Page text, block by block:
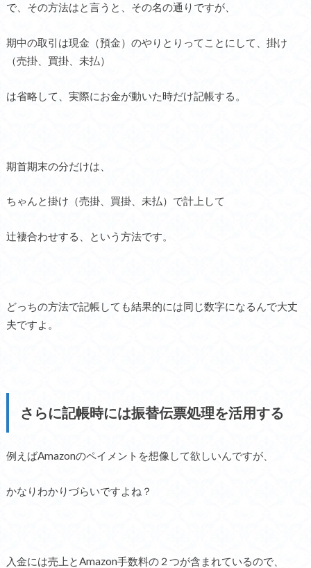
で、その方法はと言うと、その名の通りですが、
期中の取引は現金（預金）のやりとりってことにして、掛け
（売掛、買掛、未払）
は省略して、実際にお金が動いた時だけ記帳する。
期首期末の分だけは、
ちゃんと掛け（売掛、買掛、未払）で計上して
辻褄合わせする、という方法です。
どっちの方法で記帳しても結果的には同じ数字になるんで大丈
夫ですよ。
さらに記帳時には振替伝票処理を活用する
例えばAmazonのペイメントを想像して欲しいんですが、
かなりわかりづらいですよね？
入金には売上とAmazon手数料の２つが含まれているので、